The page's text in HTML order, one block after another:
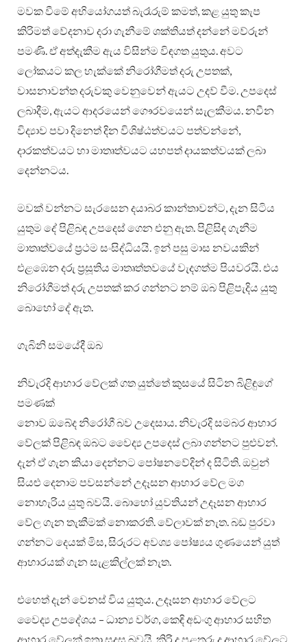
මවක වීමේ අභියෝගයත් බැරෑරුම් කමත්, කළ යුතු කැප
කිරිමත් වේදනාව දරා ගැනීමේ ශක්තියත් දන්නේ මව්රුන්
පමණි. ඒ අත්දැකීම ඇය විසින්ම විඳගත යුතුය. අවට
ලෝකයට කල හැක්කේ නිරෝගීමත් දරු උපතක්,
වාසනාවන්ත දරුවකු වෙනුවෙන් ඇයට උදව් වීම. උපදෙස්
ලබාදීම, ඇයට ආදරයෙන් ගෞරවයෙන් සැලකීමය. නවීන
විද්‍යාව පවා දිනෙත් දින විශිෂ්ඨත්වයට පත්වන්නේ,
දාරකත්වයට හා මාතෘත්වයට යහපත් දායකත්වයක් ලබා
දෙන්නටය.
මවක් වන්නට සැරසෙන දයාබර කාන්තාවන්ට, දැන සිටිය
යුතුම දේ පිළිබඳ උපදෙස් ගෙන එනු ඇත. පිළිසිඳ ගැනීම
මාතෘත්වයේ ප්‍රථම සංසිද්ධියයි. ඉන් පසු මාස නවයකින්
එළඹෙන දරු ප්‍රසූතිය මාතෘත්තවයේ වැදගත්ම පියවරයි. එය
නිරෝගීමත් දරු උපතක් කර ගන්නට නම් ඔබ පිළිපැදිය යුතු
බොහෝ දේ ඇත.
ගැබිනි සමයේදී ඔබ
නිවැරදි ආහාර වේලක් ගත යුත්තේ කුසයේ සිටින බිළිඳුගේ
පමණක්
නොව ඔබේද නිරෝගී බව උදෙසාය. නිවැරදි සමබර ආහාර
වේලක් පිළිබඳ ඔබට වෛද්‍ය උපදෙස් ලබා ගන්නට පුළුවන්.
දැන් ඒ ගැන කියා දෙන්නට පෝෂනවේදින් ද සිටිති. ඔවුන්
සියළු දෙනාම පවසන්නේ උදෑසන ආහාර වේල මග
නොහැරිය යුතු බවයි. බොහෝ යුවතියන් උදෑසන ආහාර
වේල ගැන තැකීමක් නොකරති. වේලාවක් නැත. බඩ පුරවා
ගන්නට දෙයක් මිස, සිරුරට අවශ්‍ය පෝෂ්‍යය ගුණයෙන් යුත්
ආහාරයක් ගැන සැළකිල්ලක් නැත.
එහෙත් දැන් වෙනස් විය යුතුය. උදෑසන ආහාර වේලට
වෛද්‍ය උපදේශය – ධාන්‍ය වර්ග, කෙඳි අඩංගු ආහාර සහිත
ආහාර වේලක් ඉතා සුදුසු බවයි. කිරි ද පළතුරු ද ආහාර වේලට